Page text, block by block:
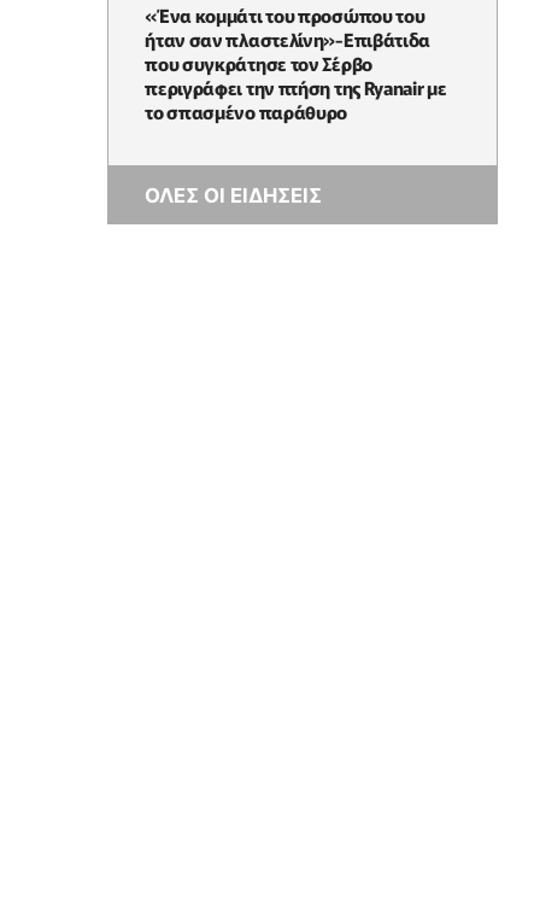
«Ένα κομμάτι του προσώπου του
ήταν σαν πλαστελίνη»-Επιβάτιδα
που συγκράτησε τον Σέρβο
περιγράφει την πτήση της Ryanair με
το σπασμένο παράθυρο
ΟΛΕΣ ΟΙ ΕΙΔΗΣΕΙΣ